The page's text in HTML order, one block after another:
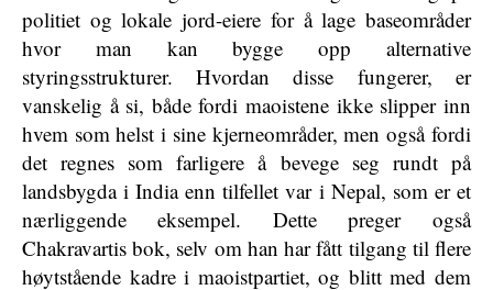
politiet og lokale jord-eiere for å lage baseområder
hvor man kan bygge opp alternative
styringsstrukturer. Hvordan disse fungerer, er
vanskelig å si, både fordi maoistene ikke slipper inn
hvem som helst i sine kjerneområder, men også fordi
det regnes som farligere å bevege seg rundt på
landsbygda i India enn tilfellet var i Nepal, som er et
nærliggende eksempel. Dette preger også
Chakravartis bok, selv om han har fått tilgang til flere
høytstående kadre i maoistpartiet, og blitt med dem